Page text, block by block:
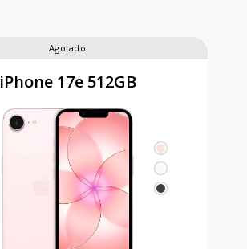
Agotado
iPhone 17e 512GB